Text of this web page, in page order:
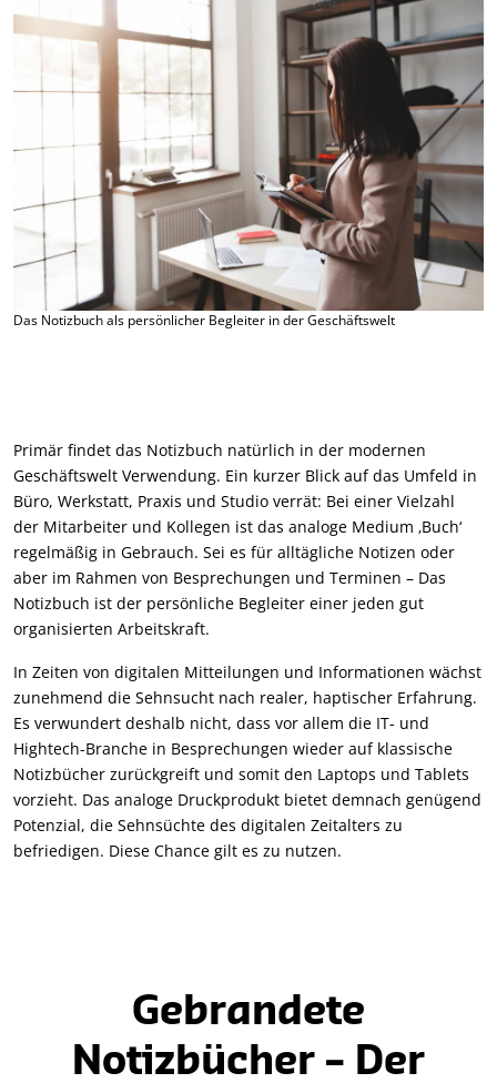
Das Notizbuch als persönlicher Begleiter in der Geschäftswelt
Primär findet das Notizbuch natürlich in der modernen
Geschäftswelt Verwendung. Ein kurzer Blick auf das Umfeld in
Büro, Werkstatt, Praxis und Studio verrät: Bei einer Vielzahl
der Mitarbeiter und Kollegen ist das analoge Medium ‚Buch‘
regelmäßig in Gebrauch. Sei es für alltägliche Notizen oder
aber im Rahmen von Besprechungen und Terminen – Das
Notizbuch ist der persönliche Begleiter einer jeden gut
organisierten Arbeitskraft.
In Zeiten von digitalen Mitteilungen und Informationen wächst
zunehmend die Sehnsucht nach realer, haptischer Erfahrung.
Es verwundert deshalb nicht, dass vor allem die IT- und
Hightech-Branche in Besprechungen wieder auf klassische
Notizbücher zurückgreift und somit den Laptops und Tablets
vorzieht. Das analoge Druckprodukt bietet demnach genügend
Potenzial, die Sehnsüchte des digitalen Zeitalters zu
befriedigen. Diese Chance gilt es zu nutzen.
Gebrandete
Notizbücher – Der